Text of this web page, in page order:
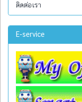
ติดต่อเรา
E-service